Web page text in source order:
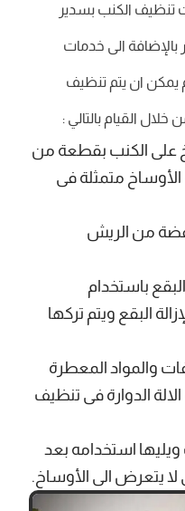
الكنب بسدير
الى خدمات
يمكن ان يتم تنظيف
خلال القيام بالتالي :
على الكنب بقطعة من
متمثلة فى
من الريش
باستخدام
البقع ويتم تركها
والمواد المعطرة
الدوارة فى تنظيف
استخدامه بعد
يتعرض الى الأوساخ.